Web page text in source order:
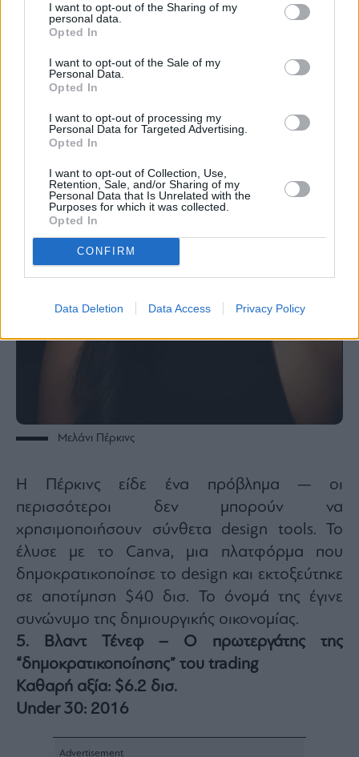
I want to opt-out of the Sharing of my
personal data.
Opted In
I want to opt-out of the Sale of my
Personal Data.
Opted In
I want to opt-out of processing my
Personal Data for Targeted Advertising.
Opted In
I want to opt-out of Collection, Use,
Retention, Sale, and/or Sharing of my
Personal Data that Is Unrelated with the
Purposes for which it was collected.
Opted In
CONFIRM
Data Deletion Data Access Privacy Policy
Μελάνι Πέρκινς
Η Πέρκινς είδε ένα πρόβλημα — οι
περισσότεροι δεν μπορούν να
χρησιμοποιήσουν σύνθετα design tools. Το
έλυσε με το Canva, μια πλατφόρμα που
δημοκρατικοποίησε το design και εκτοξεύτηκε
σε αποτίμηση $40 δισ. Το όνομά της έγινε
συνώνυμο της δημιουργικής οικονομίας.
5. Βλαντ Τένεφ – Ο πρωτεργάτης της
“δημοκρατικοποίησης” του trading
Καθαρή αξία: $6.2 δισ.
Under 30: 2016